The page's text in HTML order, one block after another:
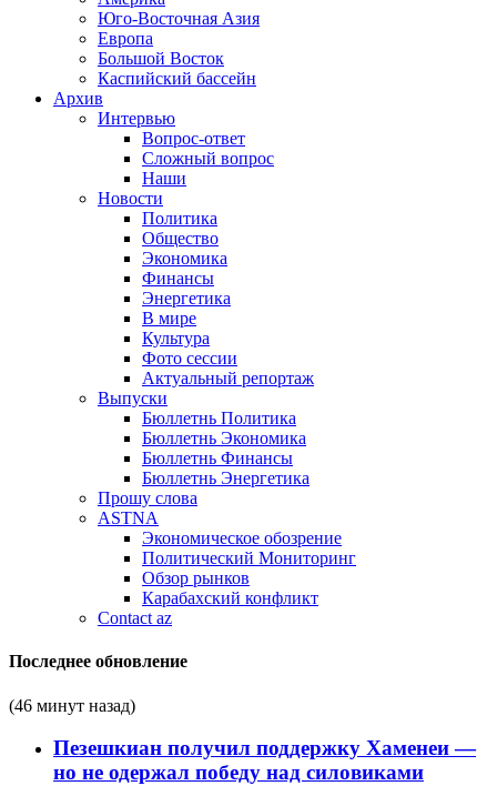
Юго-Восточная Азия
Европа
Большой Восток
Каспийский бассейн
Архив
Интервью
Вопрос-ответ
Сложный вопрос
Наши
Новости
Политика
Общество
Экономика
Финансы
Энергетика
В мире
Культура
Фото сессии
Актуальный репортаж
Выпуски
Бюллетнь Политика
Бюллетнь Экономика
Бюллетнь Финансы
Бюллетнь Энергетика
Прошу слова
ASTNA
Экономическое обозрение
Политический Мониторинг
Обзор рынков
Карабахский конфликт
Contact az
Последнее обновление
(46 минут назад)
Пезешкиан получил поддержку Хаменеи —
но не одержал победу над силовиками